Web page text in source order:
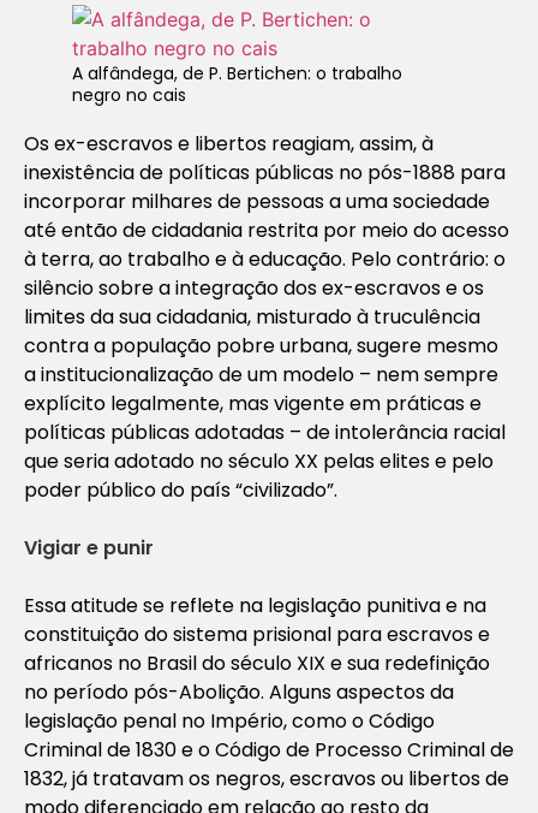
A alfândega, de P. Bertichen: o trabalho
negro no cais
Os ex-escravos e libertos reagiam, assim, à
inexistência de políticas públicas no pós-1888 para
incorporar milhares de pessoas a uma sociedade
até então de cidadania restrita por meio do acesso
à terra, ao trabalho e à educação. Pelo contrário: o
silêncio sobre a integração dos ex-escravos e os
limites da sua cidadania, misturado à truculência
contra a população pobre urbana, sugere mesmo
a institucionalização de um modelo – nem sempre
explícito legalmente, mas vigente em práticas e
políticas públicas adotadas – de intolerância racial
que seria adotado no século XX pelas elites e pelo
poder público do país “civilizado”.
Vigiar e punir
Essa atitude se reflete na legislação punitiva e na
constituição do sistema prisional para escravos e
africanos no Brasil do século XIX e sua redefinição
no período pós-Abolição. Alguns aspectos da
legislação penal no Império, como o Código
Criminal de 1830 e o Código de Processo Criminal de
1832, já tratavam os negros, escravos ou libertos de
modo diferenciado em relação ao resto da